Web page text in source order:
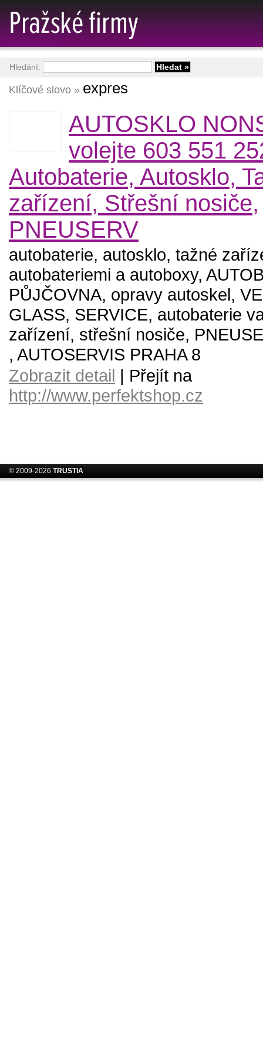
Klíčové slovo » expres
AUTOSKLO
volejte 603 551
Autobaterie, Autosklo,
zařízení, Střešní nosiče,
PNEUSERV
autobaterie, autosklo, tažné
autobateriemi a autoboxy,
PŮJČOVNA, opravy autoskel,
GLASS, SERVICE, autobaterie
zařízení, střešní nosiče,
, AUTOSERVIS PRAHA 8
Zobrazit detail | Přejít na
http://www.perfektshop.cz
Hledání:
© 2009-2026 TRUSTIA